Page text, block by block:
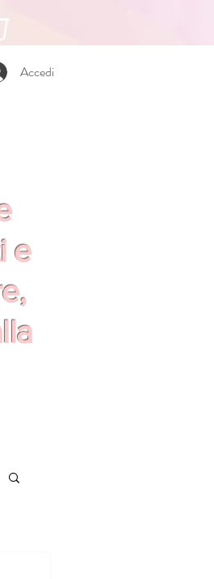
Accedi
e